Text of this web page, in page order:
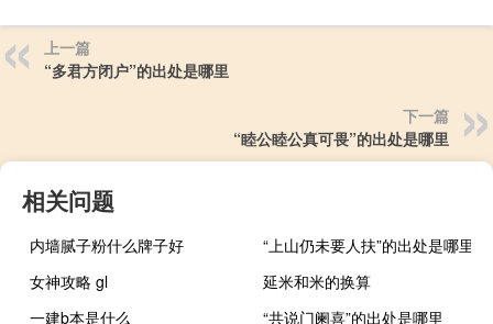
上一篇
“多君方闭户”的出处是哪里
下一篇
“睦公睦公真可畏”的出处是哪里
相关问题
内墙腻子粉什么牌子好
“上山仍未要人扶”的出处是哪里
女神攻略 gl
延米和米的换算
一建b本是什么
“共说门阑喜”的出处是哪里